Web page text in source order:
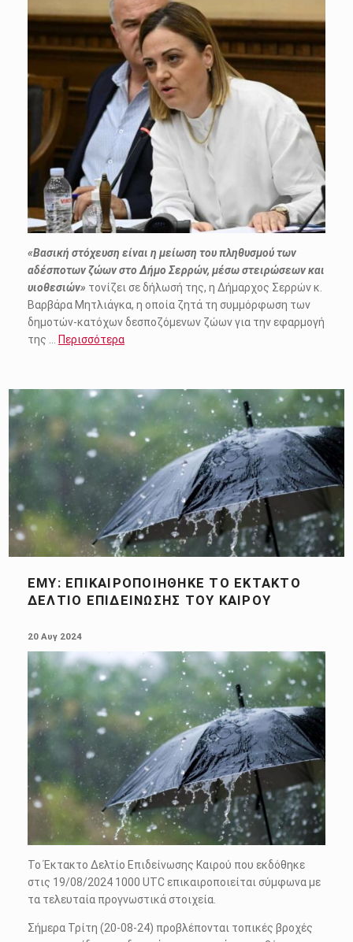
«Βασική στόχευση είναι η μείωση του πληθυσμού των
αδέσποτων ζώων στο Δήμο Σερρών, μέσω στειρώσεων και
υιοθεσιών» τονίζει σε δήλωσή της, η Δήμαρχος Σερρών κ.
Βαρβάρα Μητλιάγκα, η οποία ζητά τη συμμόρφωση των
δημοτών-κατόχων δεσποζόμενων ζώων για την εφαρμογή
της …
Περισσότερα
ΕΜΥ: ΕΠΙΚΑΙΡΟΠΟΙΉΘΗΚΕ ΤΟ ΈΚΤΑΚΤΟ
ΔΕΛΤΊΟ ΕΠΙΔΕΊΝΩΣΗΣ ΤΟΥ ΚΑΙΡΟΎ
20 Αυγ 2024
Το Έκτακτο Δελτίο Επιδείνωσης Καιρού που εκδόθηκε
στις 19/08/2024 1000 UTC επικαιροποιείται σύμφωνα με
τα τελευταία προγνωστικά στοιχεία.
Σήμερα Τρίτη (20-08-24) προβλέπονται τοπικές βροχές